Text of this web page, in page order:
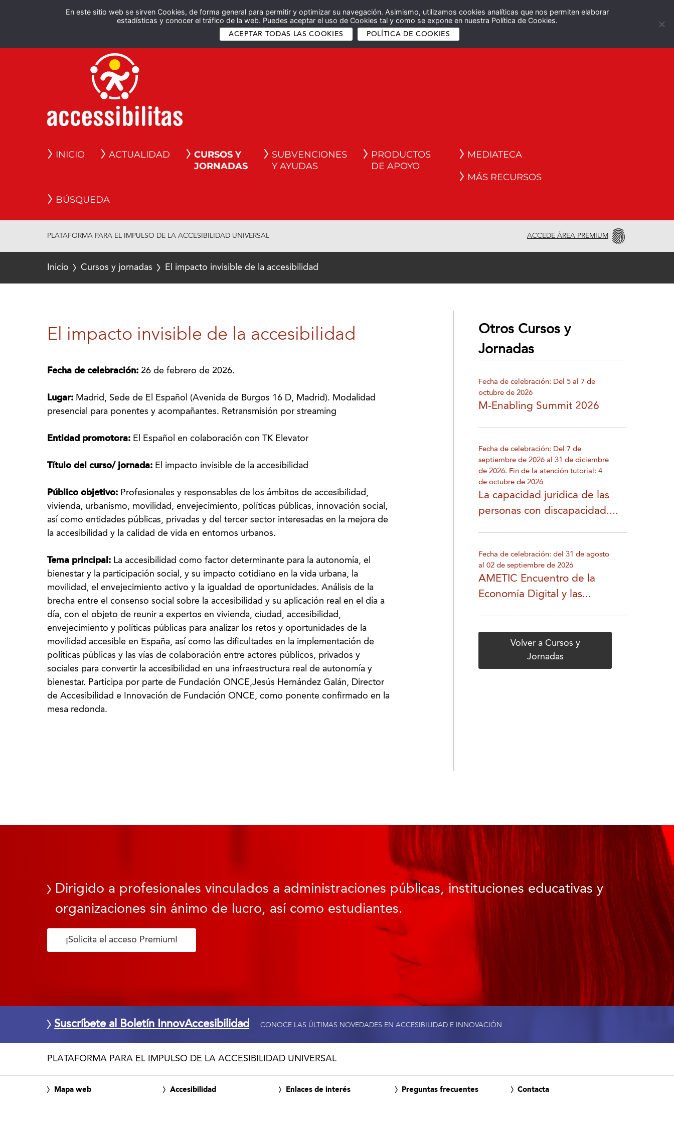
En este sitio web se sirven Cookies, de forma general para permitir y optimizar su navegación. Asimismo, utilizamos cookies analíticas que nos permiten elaborar
estadísticas y conocer el tráfico de la web. Puedes aceptar el uso de Cookies tal y como se expone en nuestra Política de Cookies.
ACEPTAR TODAS LAS COOKIES POLÍTICA DE COOKIES
Español English
INICIO ACTUALIDAD
CURSOS Y
JORNADAS
SUBVENCIONES
Y AYUDAS
PRODUCTOS
DE APOYO
MEDIATECA
MÁS RECURSOS
BÚSQUEDA
PLATAFORMA PARA EL IMPULSO DE LA ACCESIBILIDAD UNIVERSAL ACCEDE ÁREA PREMIUM
Inicio Cursos y jornadas El impacto invisible de la accesibilidad
El impacto invisible de la accesibilidad
Fecha de celebración: 26 de febrero de 2026.
Lugar: Madrid, Sede de El Español (Avenida de Burgos 16 D, Madrid). Modalidad
presencial para ponentes y acompañantes. Retransmisión por streaming
Entidad promotora: El Español en colaboración con TK Elevator
Título del curso/ jornada: El impacto invisible de la accesibilidad
Público objetivo: Profesionales y responsables de los ámbitos de accesibilidad,
vivienda, urbanismo, movilidad, envejecimiento, políticas públicas, innovación social,
así como entidades públicas, privadas y del tercer sector interesadas en la mejora de
la accesibilidad y la calidad de vida en entornos urbanos.
Tema principal: La accesibilidad como factor determinante para la autonomía, el
bienestar y la participación social, y su impacto cotidiano en la vida urbana, la
movilidad, el envejecimiento activo y la igualdad de oportunidades. Análisis de la
brecha entre el consenso social sobre la accesibilidad y su aplicación real en el día a
día, con el objeto de reunir a expertos en vivienda, ciudad, accesibilidad,
envejecimiento y políticas públicas para analizar los retos y oportunidades de la
movilidad accesible en España, así como las dificultades en la implementación de
políticas públicas y las vías de colaboración entre actores públicos, privados y
sociales para convertir la accesibilidad en una infraestructura real de autonomía y
bienestar. Participa por parte de Fundación ONCE,Jesús Hernández Galán, Director
de Accesibilidad e Innovación de Fundación ONCE, como ponente confirmado en la
mesa redonda.
Otros Cursos y
Jornadas
Fecha de celebración: Del 5 al 7 de
octubre de 2026
M-Enabling Summit 2026
Fecha de celebración: Del 7 de
septiembre de 2026 al 31 de diciembre
de 2026. Fin de la atención tutorial: 4
de octubre de 2026
La capacidad jurídica de las
personas con discapacidad....
Fecha de celebración: del 31 de agosto
al 02 de septiembre de 2026
AMETIC Encuentro de la
Economía Digital y las...
Volver a Cursos y
Jornadas
Dirigido a profesionales vinculados a administraciones públicas, instituciones educativas y
organizaciones sin ánimo de lucro, así como estudiantes.
¡Solicita el acceso Premium!
Suscríbete al Boletín InnovAccesibilidad CONOCE LAS ÚLTIMAS NOVEDADES EN ACCESIBILIDAD E INNOVACIÓN
PLATAFORMA PARA EL IMPULSO DE LA ACCESIBILIDAD UNIVERSAL
Mapa web Accesibilidad Enlaces de interés Preguntas frecuentes Contacta